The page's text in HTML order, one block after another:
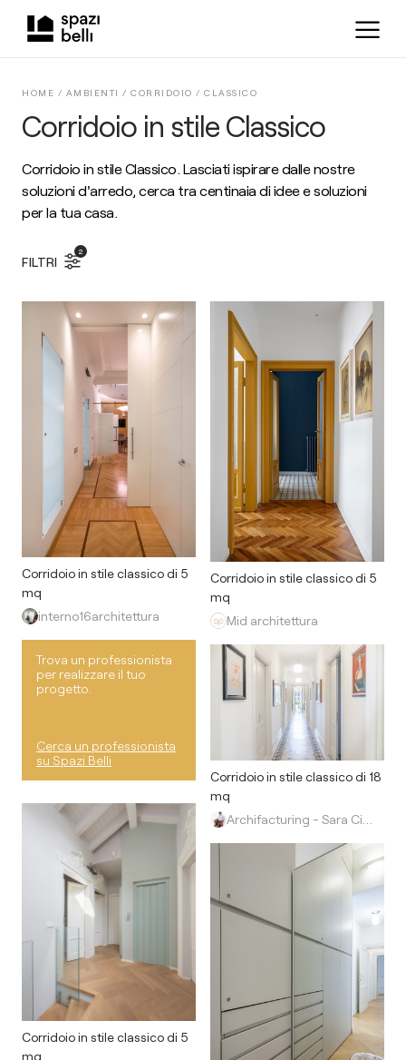
Corridoio in stile Classico
HOME / AMBIENTI / CORRIDOIO / CLASSICO
Corridoio in stile Classico. Lasciati ispirare dalle nostre
soluzioni d'arredo, cerca tra centinaia di idee e soluzioni
per la tua casa.
FILTRI
2
Corridoio in stile classico di 5
mq
interno16architettura
Trova un professionista
per realizzare il tuo
progetto.
Cerca un professionista
su Spazi Belli
Corridoio in stile classico di 5
mq
Corridoio in stile classico di 5
mq
Mid architettura
Corridoio in stile classico di 18
mq